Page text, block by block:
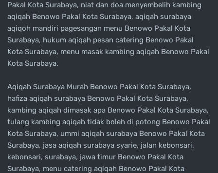
Pakal Kota Surabaya, niat dan doa menyembelih kambing
aqiqah Benowo Pakal Kota Surabaya, aqiqah surabaya
aqiqoh mandiri pagesangan menu Benowo Pakal Kota
Surabaya, hukum aqiqah pesan catering Benowo Pakal
Kota Surabaya, menu masak kambing aqiqah Benowo Pakal
Kota Surabaya.
Aqiqah Surabaya Murah Benowo Pakal Kota Surabaya,
hafiza aqiqah surabaya Benowo Pakal Kota Surabaya,
kambing aqiqah dimasak apa Benowo Pakal Kota Surabaya,
tulang kambing aqiqah tidak boleh di potong Benowo Pakal
Kota Surabaya, ummi aqiqah surabaya Benowo Pakal Kota
Surabaya, jasa aqiqah surabaya syarie, jalan kebonsari,
kebonsari, surabaya, jawa timur Benowo Pakal Kota
Surabaya, menu catering aqiqah Benowo Pakal Kota